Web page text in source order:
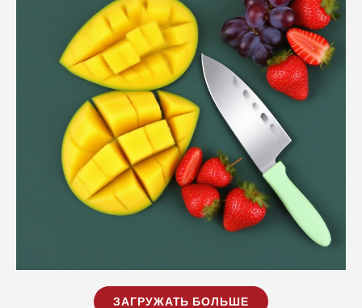
ЗАГРУЖАТЬ БОЛЬШЕ